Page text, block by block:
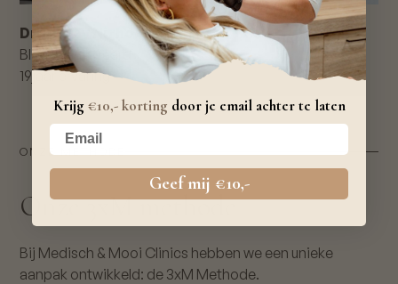
Dr. Farley Nirhoe
BIG geregistreerd
19jaar ervaring
ONZE METHODE
Onze 3xM methode
Bij Medisch & Mooi Clinics hebben we een unieke
aanpak ontwikkeld: de 3xM Methode.
Krijg €10,- korting door je email achter te laten
Your email
Geef mij €10,-